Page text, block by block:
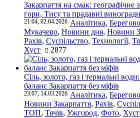
Закарпаття на смак: географічне
гори, Тису та прадавні
21:04, 02.04.2026 Аналітика, Берегово
Мукачево, Новини дня, Новини
Рахів, Суспільство, Технології,
Хуст
2877
Сіль, золото, газ і термальні
баланс Закарпаття без міфів
23:07, 14.03.2026 Аналітика, Берегово
Новини Закарпаття, Рахів,
ТОП, Тячів, Ужгород, Фото, Хуст